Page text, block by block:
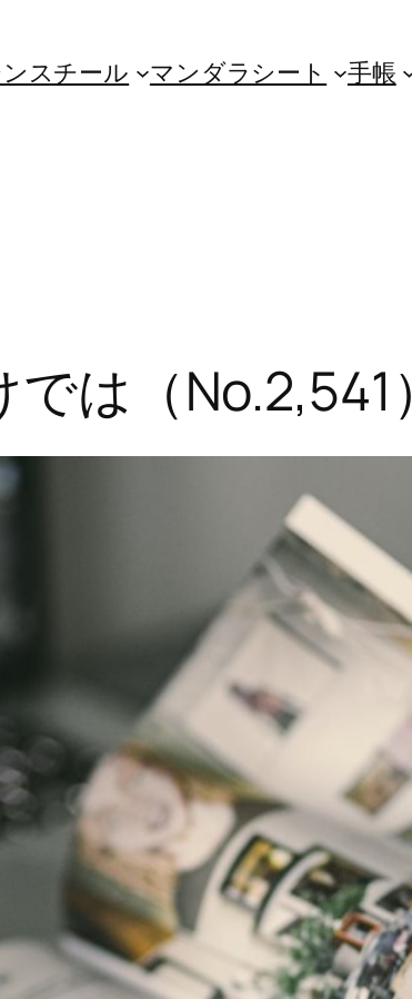
スチール マンダラシート 手帳
は（No.2,541）